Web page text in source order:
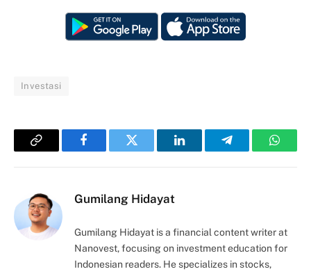
Investasi
Copy
FacebookTwitter LinkedInTelegram
Gumilang Hidayat
Gumilang Hidayat is a financial content writer at
Nanovest, focusing on investment education for
Indonesian readers. He specializes in stocks,